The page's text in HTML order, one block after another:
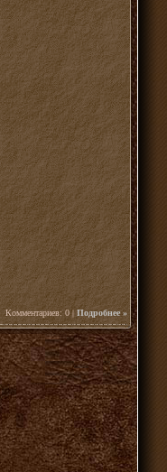
Комментариев: 0 |Подробнее »